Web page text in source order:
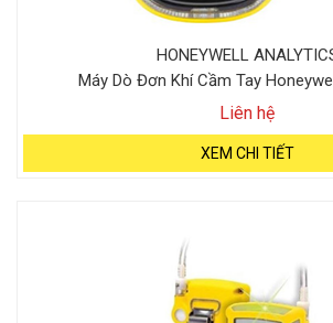
HONEYWELL
Máy Dò Đơn Khí Cầm Tay
Liên hệ
XEM CHI TIẾT